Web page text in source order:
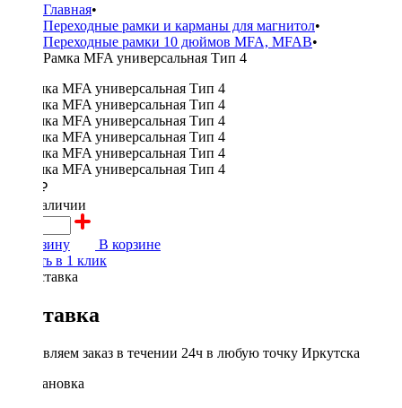
Главная•
Переходные рамки и карманы для магнитол•
Переходные рамки 10 дюймов MFA, MFAB•
Рамка MFA универсальная Тип 4
1500 ₽
в наличии
В корзину
В корзине
Купить в 1 клик
Доставка
Доставляем заказ в течении 24ч в любую точку Иркутска